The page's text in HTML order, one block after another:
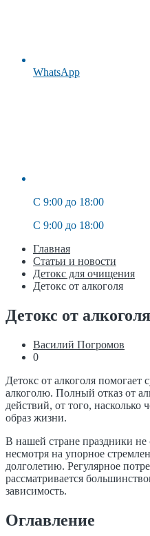
WhatsApp
C 9:00 до 18:00
C 9:00 до 18:00
Главная
Статьи и новости
Детокс для очищения
Детокс от алкоголя
Детокс от алкоголя
Василий Погромов
0
Детокс от алкоголя помогает
алкоголю. Полный отказ от
действий, от того, насколько
образ жизни.
В нашей стране праздники не
несмотря на упорное
долголетию. Регулярное
рассматривается
зависимость.
Оглавление